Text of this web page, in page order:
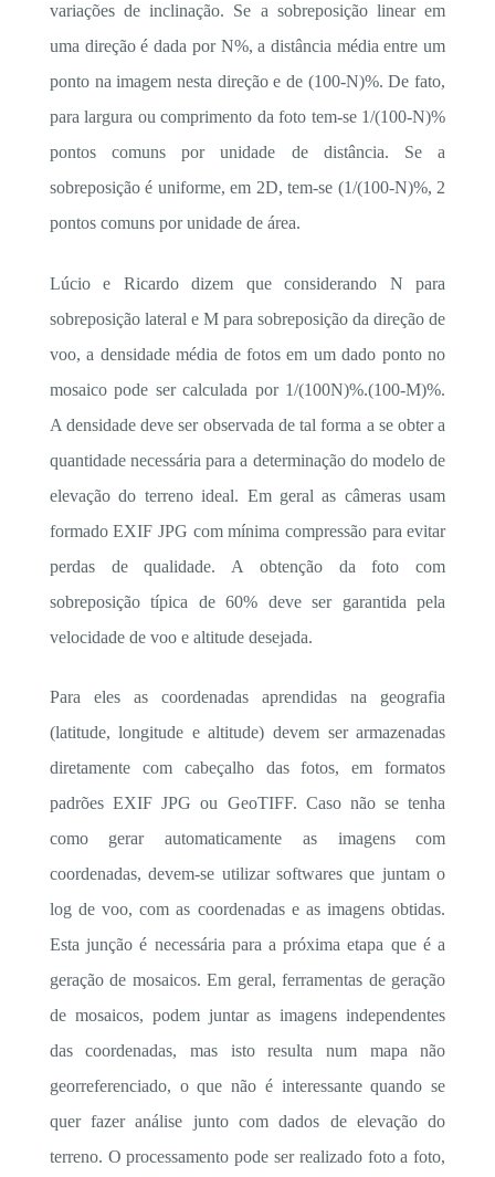
variações de inclinação. Se a sobreposição linear em
uma direção é dada por N%, a distância média entre um
ponto na imagem nesta direção e de (100-N)%. De fato,
para largura ou comprimento da foto tem-se 1/(100-N)%
pontos comuns por unidade de distância. Se a
sobreposição é uniforme, em 2D, tem-se (1/(100-N)%, 2
pontos comuns por unidade de área.
Lúcio e Ricardo dizem que considerando N para
sobreposição lateral e M para sobreposição da direção de
voo, a densidade média de fotos em um dado ponto no
mosaico pode ser calculada por 1/(100N)%.(100-M)%.
A densidade deve ser observada de tal forma a se obter a
quantidade necessária para a determinação do modelo de
elevação do terreno ideal. Em geral as câmeras usam
formado EXIF JPG com mínima compressão para evitar
perdas de qualidade. A obtenção da foto com
sobreposição típica de 60% deve ser garantida pela
velocidade de voo e altitude desejada.
Para eles as coordenadas aprendidas na geografia
(latitude, longitude e altitude) devem ser armazenadas
diretamente com cabeçalho das fotos, em formatos
padrões EXIF JPG ou GeoTIFF. Caso não se tenha
como gerar automaticamente as imagens com
coordenadas, devem-se utilizar softwares que juntam o
log de voo, com as coordenadas e as imagens obtidas.
Esta junção é necessária para a próxima etapa que é a
geração de mosaicos. Em geral, ferramentas de geração
de mosaicos, podem juntar as imagens independentes
das coordenadas, mas isto resulta num mapa não
georreferenciado, o que não é interessante quando se
quer fazer análise junto com dados de elevação do
terreno. O processamento pode ser realizado foto a foto,